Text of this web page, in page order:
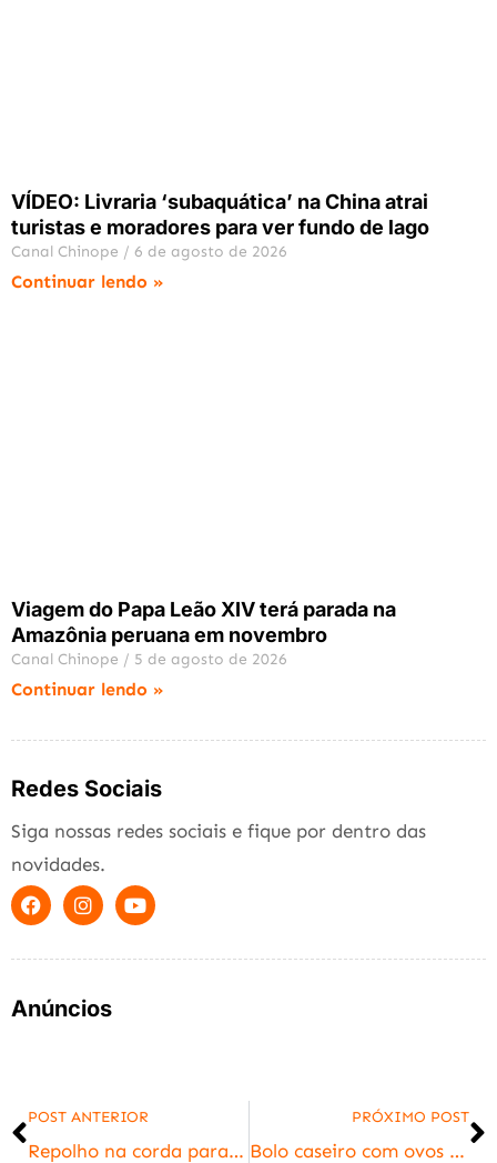
VÍDEO: Livraria ‘subaquática’ na China atrai
turistas e moradores para ver fundo de lago
Canal Chinope 6 de agosto de 2026
Continuar lendo »
Viagem do Papa Leão XIV terá parada na
Amazônia peruana em novembro
Canal Chinope 5 de agosto de 2026
Continuar lendo »
Redes Sociais
Siga nossas redes sociais e fique por dentro das
novidades.
Anúncios
POST ANTERIOR
Repolho na corda para galinhas
PRÓXIMO POST
Bolo caseiro com ovos caipira